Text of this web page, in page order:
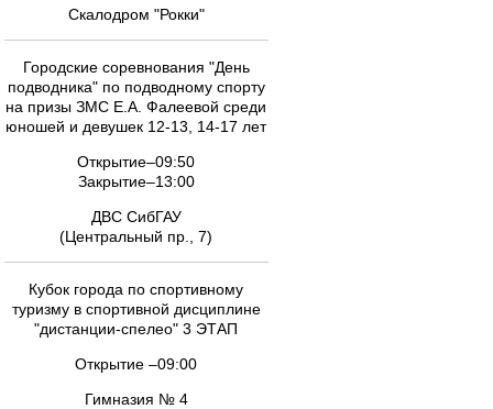
Скалодром "Рокки"
Городские соревнования "День
подводника" по подводному спорту
на призы ЗМС Е.А. Фалеевой среди
юношей и девушек 12-13, 14-17 лет
Открытие–09:50
Закрытие–13:00
ДВС СибГАУ
(Центральный пр., 7)
Кубок города по спортивному
туризму в спортивной дисциплине
"дистанции-спелео" 3 ЭТАП
Открытие –09:00
Гимназия № 4